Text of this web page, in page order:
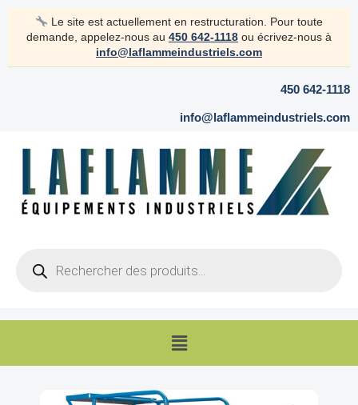
Le site est actuellement en restructuration. Pour toute
demande, appelez-nous au 450 642-1118 ou écrivez-nous à
info@laflammeindustriels.com
450 642-1118
info@laflammeindustriels.com
search
Menu